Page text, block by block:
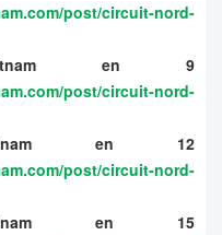
post/circuit-nord-
en 9
post/circuit-nord-
en 12
post/circuit-nord-
en 15